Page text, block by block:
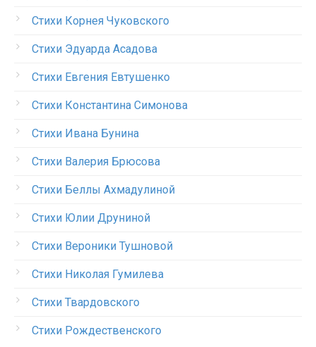
Стихи Корнея Чуковского
Стихи Эдуарда Асадова
Стихи Евгения Евтушенко
Стихи Константина Симонова
Стихи Ивана Бунина
Стихи Валерия Брюсова
Стихи Беллы Ахмадулиной
Стихи Юлии Друниной
Стихи Вероники Тушновой
Стихи Николая Гумилева
Стихи Твардовского
Стихи Рождественского